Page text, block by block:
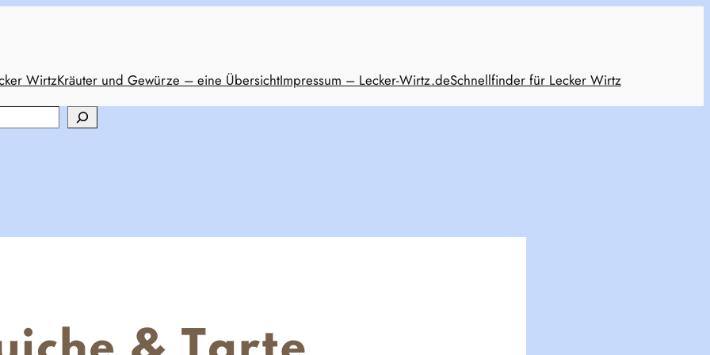
WirtzKräuter und Gewürze – eine ÜbersichtImpressum – Lecker-Wirtz.deSchnellfinder für Lecker Wirtz